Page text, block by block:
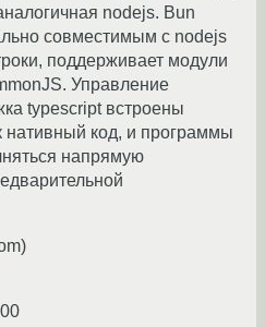
nodejs. Bun
совместимым с nodejs
поддерживает модули
Управление
typescript встроены
нативный код, и программы
напрямую